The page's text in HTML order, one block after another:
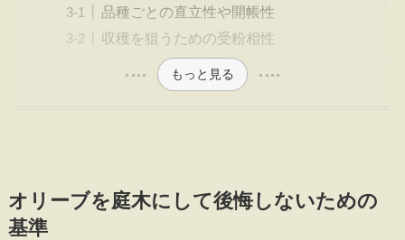
品種ごとの直立性や開帳性
収穫を狙うための受粉相性
もっと見る
オリーブを庭木にして後悔しないための
基準